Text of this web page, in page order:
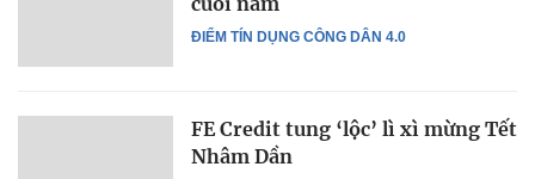
ĐIỂM TÍN DỤNG CÔNG DÂN 4.0
FE Credit tung ‘lộc’ lì xì mừng Tết
Nhâm Dần